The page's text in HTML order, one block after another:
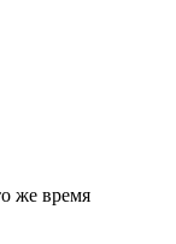
же время